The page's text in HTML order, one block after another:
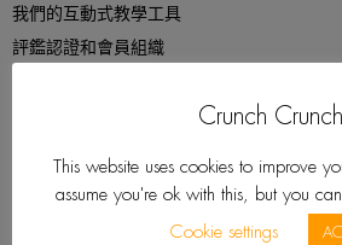
我們的互動式教學工具
評鑑認證和會員組織
關於TALK Schools
Crunch Crunch
This website uses cookies to improve
assume you're ok with this, but you
Cookie settings